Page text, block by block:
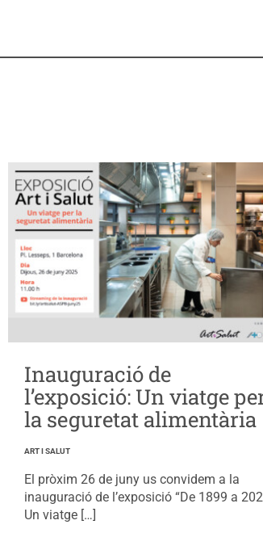
Inauguració de
l’exposició: Un viatge
la seguretat alimentària
ART I SALUT
El pròxim 26 de juny us convidem a la
inauguració de l’exposició “De 1899 a
Un viatge […]